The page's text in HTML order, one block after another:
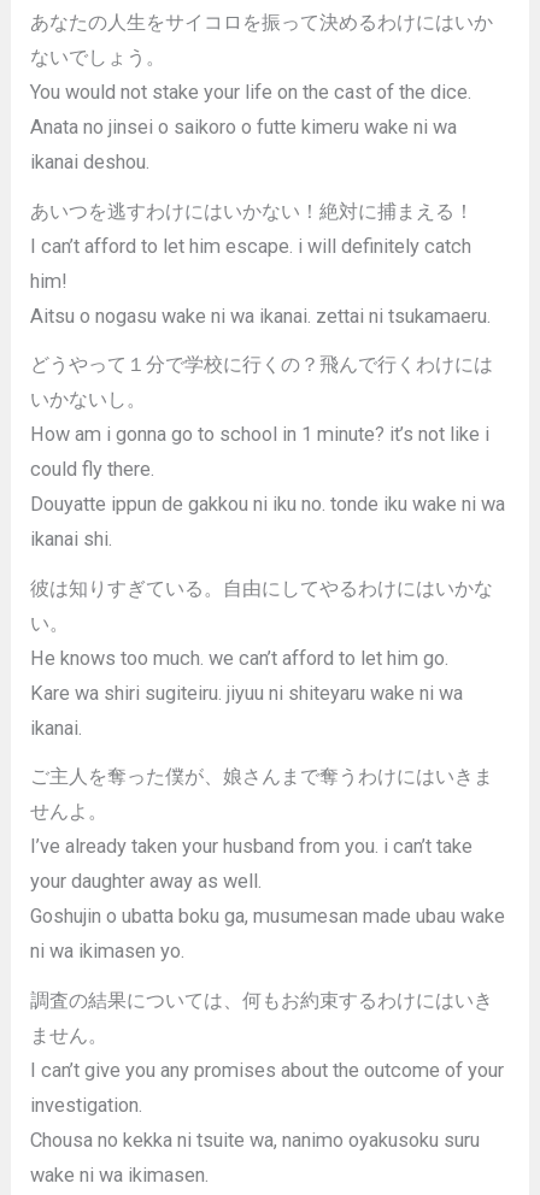
あなたの人生をサイコロを振って決めるわけにはいか
ないでしょう。
You would not stake your life on the cast of the dice.
Anata no jinsei o saikoro o futte kimeru wake ni wa
ikanai deshou.
あいつを逃すわけにはいかない！絶対に捕まえる！
I can’t afford to let him escape. i will definitely catch
him!
Aitsu o nogasu wake ni wa ikanai. zettai ni tsukamaeru.
どうやって１分で学校に行くの？飛んで行くわけには
いかないし。
How am i gonna go to school in 1 minute? it’s not like i
could fly there.
Douyatte ippun de gakkou ni iku no. tonde iku wake ni wa
ikanai shi.
彼は知りすぎている。自由にしてやるわけにはいかな
い。
He knows too much. we can’t afford to let him go.
Kare wa shiri sugiteiru. jiyuu ni shiteyaru wake ni wa
ikanai.
ご主人を奪った僕が、娘さんまで奪うわけにはいきま
せんよ。
I’ve already taken your husband from you. i can’t take
your daughter away as well.
Goshujin o ubatta boku ga, musumesan made ubau wake
ni wa ikimasen yo.
調査の結果については、何もお約束するわけにはいき
ません。
I can’t give you any promises about the outcome of your
investigation.
Chousa no kekka ni tsuite wa, nanimo oyakusoku suru
wake ni wa ikimasen.